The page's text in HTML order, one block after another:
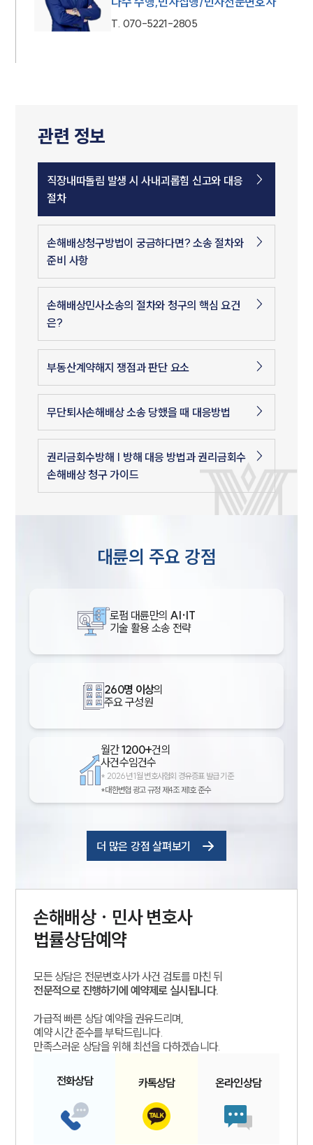
T. 070-5221-2805
관련 정보
직장내따돌림 발생 시 사내괴롭힘 신고와 대응
절차
손해배상청구방법이 궁금하다면? 소송 절차와
준비 사항
손해배상민사소송의 절차와 청구의 핵심 요건
은?
부동산계약해지 쟁점과 판단 요소
무단퇴사손해배상 소송 당했을 때 대응방법
권리금회수방해 | 방해 대응 방법과 권리금회수
손해배상 청구 가이드
대륜의 주요 강점
로펌 대륜만의 AI·IT
기술 활용 소송 전략
260명 이상의
주요 구성원
월간1200+건의
사건수임건수
* 2026년 1월 변호사협회 경유증표 발급 기준
*대한변협 광고 규정 제4조 제1호 준수
더 많은 강점 살펴보기
손해배상 · 민사변호사
법률상담예약
모든 상담은 전문변호사가 사건 검토를 마친 뒤
전문적으로 진행하기에 예약제로 실시됩니다.
가급적 빠른 상담 예약을 권유드리며,
예약 시간 준수를 부탁드립니다.
만족스러운 상담을 위해 최선을 다하겠습니다.
전화상담 카톡상담 온라인상담